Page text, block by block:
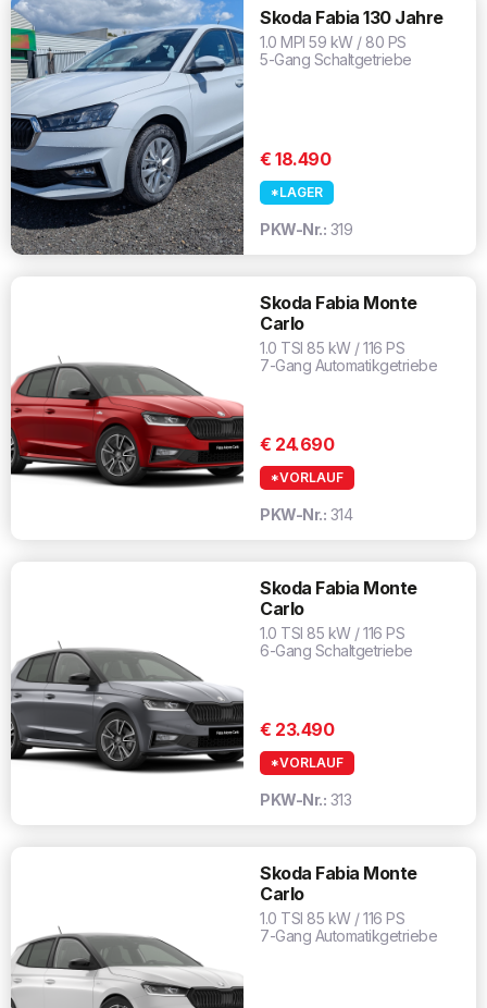
Skoda Fabia 130 Jahre
1.0 MPI 59 kW / 80 PS
5-Gang Schaltgetriebe
€ 18.490
*LAGER
PKW-Nr.: 319
Skoda Fabia Monte
Carlo
1.0 TSI 85 kW / 116 PS
7-Gang Automatikgetriebe
€ 24.690
*VORLAUF
PKW-Nr.: 314
Skoda Fabia Monte
Carlo
1.0 TSI 85 kW / 116 PS
6-Gang Schaltgetriebe
€ 23.490
*VORLAUF
PKW-Nr.: 313
Skoda Fabia Monte
Carlo
1.0 TSI 85 kW / 116 PS
7-Gang Automatikgetriebe